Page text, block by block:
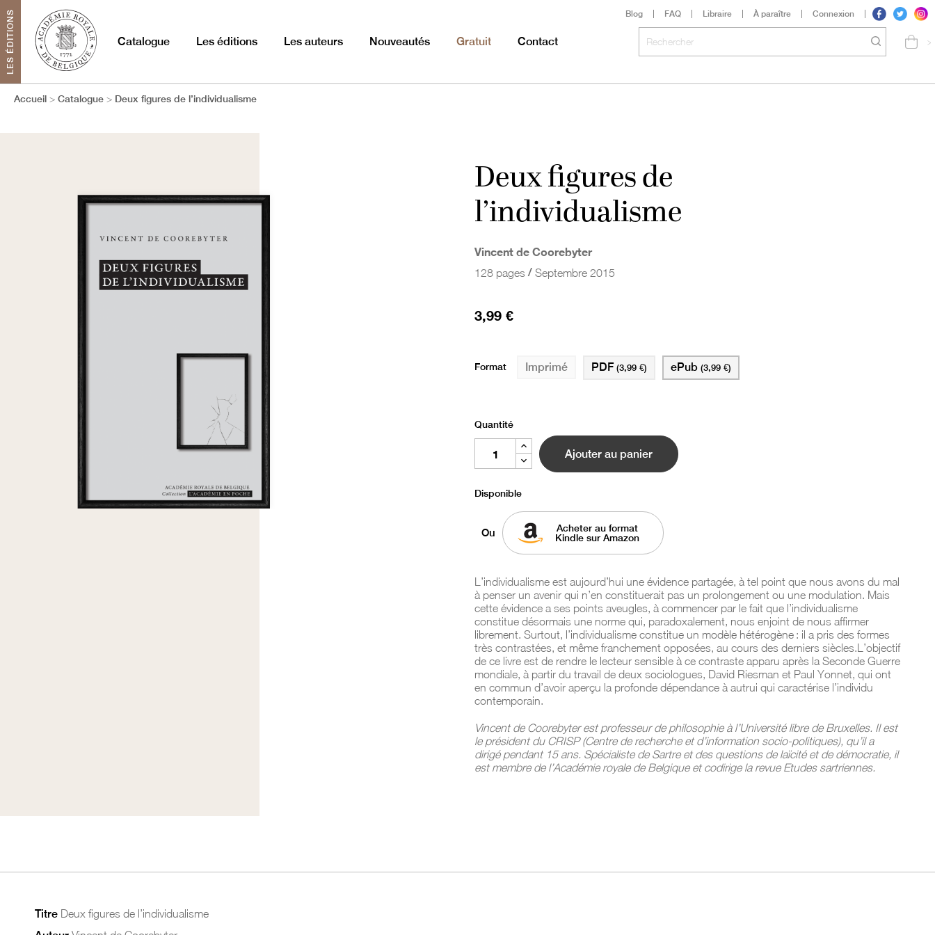
Blog FAQ Libraire À paraître Connexion
LES ÉDITIONS Catalogue Les éditions Les auteurs Nouveautés Gratuit Contact >
Accueil Catalogue Deux figures de l’individualisme
Deux figures de
l’individualisme
Vincent de Coorebyter
128 pages / Septembre 2015
3,99 €
Format Imprimé ePub (3,99 €)
PDF (3,99 €)
Quantité
Ajouter au panier
Disponible
Ou
Acheter au format
Kindle sur Amazon
L’individualisme est aujourd’hui une évidence partagée, à tel point que nous avons du mal
à penser un avenir qui n’en constituerait pas un prolongement ou une modulation. Mais
cette évidence a ses points aveugles, à commencer par le fait que l’individualisme
constitue désormais une norme qui, paradoxalement, nous enjoint de nous affirmer
librement. Surtout, l’individualisme constitue un modèle hétérogène : il a pris des formes
très contrastées, et même franchement opposées, au cours des derniers siècles.L’objectif
de ce livre est de rendre le lecteur sensible à ce contraste apparu après la Seconde Guerre
mondiale, à partir du travail de deux sociologues, David Riesman et Paul Yonnet, qui ont
en commun d’avoir aperçu la profonde dépendance à autrui qui caractérise l’individu
contemporain.
Vincent de Coorebyter est professeur de philosophie à l’Université libre de Bruxelles. Il est
le président du CRISP (Centre de recherche et d’information socio-politiques), qu’il a
dirigé pendant 15 ans. Spécialiste de Sartre et des questions de laïcité et de démocratie, il
est membre de l’Académie royale de Belgique et codirige la revue Etudes sartriennes.
Titre Deux figures de l’individualisme